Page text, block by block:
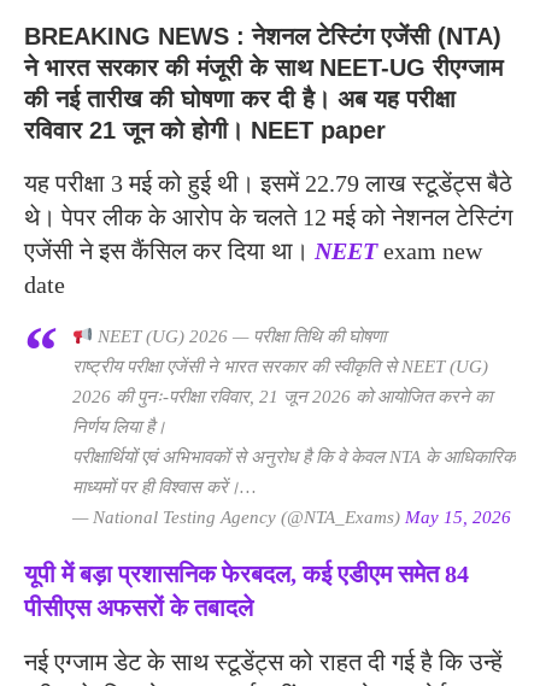
BREAKING NEWS : नेशनल टेस्टिंग एजेंसी (NTA)
ने भारत सरकार की मंजूरी के साथ NEET-UG रीएग्जाम
की नई तारीख की घोषणा कर दी है। अब यह परीक्षा
रविवार 21 जून को होगी। NEET paper
यह परीक्षा 3 मई को हुई थी। इसमें 22.79 लाख स्टूडेंट्स बैठे
थे। पेपर लीक के आरोप के चलते 12 मई को नेशनल टेस्टिंग
एजेंसी ने इस कैंसिल कर दिया था। NEETexam new
date
NEET (UG) 2026 — परीक्षा तिथि की घोषणा
राष्ट्रीय परीक्षा एजेंसी ने भारत सरकार की स्वीकृति से NEET (UG)
2026 की पुनः-परीक्षा रविवार, 21 जून 2026 को आयोजित करने का
निर्णय लिया है।
परीक्षार्थियों एवं अभिभावकों से अनुरोध है कि वे केवल NTA के आधिकारिक
माध्यमों पर ही विश्वास करें।…
— National Testing Agency (@NTA_Exams) May 15, 2026
यूपी में बड़ा प्रशासनिक फेरबदल, कई एडीएम समेत 84
पीसीएस अफसरों के तबादले
नई एग्जाम डेट के साथ स्टूडेंट्स को राहत दी गई है कि उन्हें